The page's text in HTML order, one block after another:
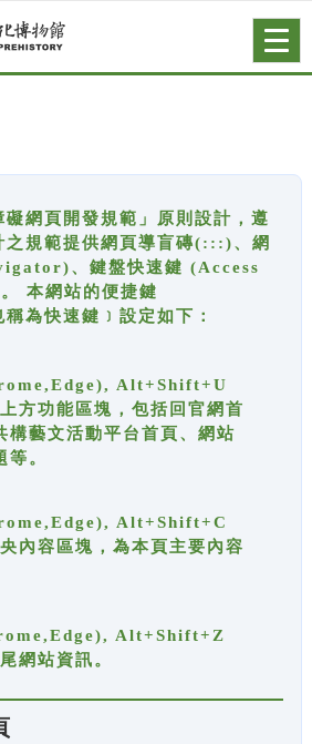
網頁開發規範」原則設計，遵
之規範提供網頁導盲磚(:::)、網
、鍵盤快速鍵 (Access
本網站的便捷鍵
為快速鍵﹞設定如下：
Alt+Shift+U
方功能區塊，包括回官網首
構藝文活動平台首頁、網站
。
Alt+Shift+C
內容區塊，為本頁主要內容
Alt+Shift+Z
網站資訊。